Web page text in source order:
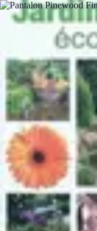
Passion Jardinage
BiodiversitéJardinage
Conseils de
Passion Jardinage